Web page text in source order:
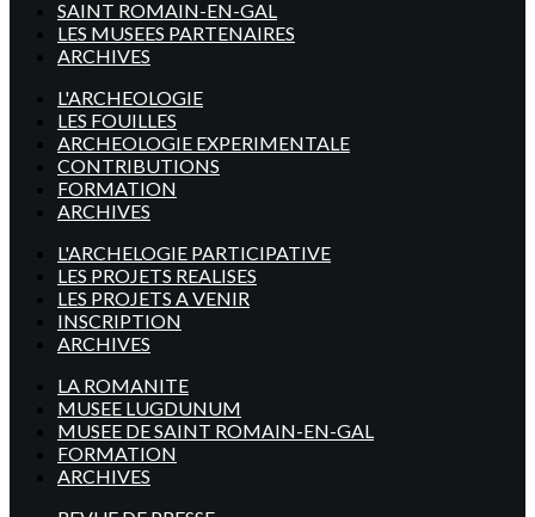
SAINT ROMAIN-EN-GAL
LES MUSEES PARTENAIRES
ARCHIVES
L'ARCHEOLOGIE
LES FOUILLES
ARCHEOLOGIE EXPERIMENTALE
CONTRIBUTIONS
FORMATION
ARCHIVES
L'ARCHELOGIE PARTICIPATIVE
LES PROJETS REALISES
LES PROJETS A VENIR
INSCRIPTION
ARCHIVES
LA ROMANITE
MUSEE LUGDUNUM
MUSEE DE SAINT ROMAIN-EN-GAL
FORMATION
ARCHIVES